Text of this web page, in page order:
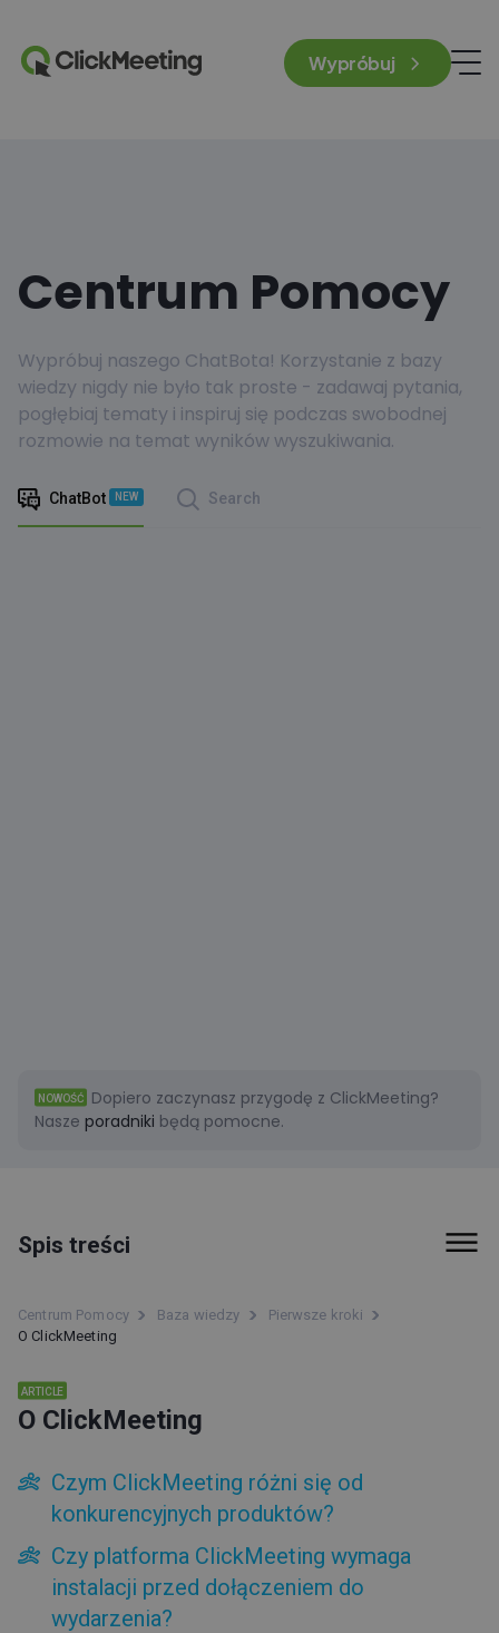
Wypróbuj
Centrum Pomocy
Wypróbuj naszego ChatBota! Korzystanie z bazy
wiedzy nigdy nie było tak proste - zadawaj pytania,
pogłębiaj tematy i inspiruj się podczas swobodnej
rozmowie na temat wyników wyszukiwania.
ChatBot NEW Search
NOWOŚĆ
Dopiero zaczynasz przygodę z ClickMeeting?
Nasze poradniki będą pomocne.
Spis treści
Pierwsze kroki
Strefa uczestnika
Jakiego wsparcia udzielamy naszym klientom?
Czym ClickMeeting różni się od konkurencyjnych
produktów?
dołączeniem do wydarzenia?
Z jakiej technologii korzysta ClickMeeting?
Czym jest pokój webinarowy RWD?
Centrum Pomocy Baza wiedzy
Pierwsze kroki
O ClickMeeting
ARTICLE
O ClickMeeting
Czym ClickMeeting różni się od
konkurencyjnych produktów?
Czy platforma ClickMeeting wymaga
instalacji przed dołączeniem do
wydarzenia?